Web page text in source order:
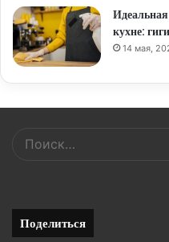
кухне:
14 мая,
Поделиться